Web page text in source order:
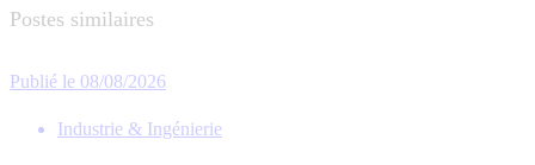
Postes similaires
Publié le 08/08/2026
Industrie & Ingénierie